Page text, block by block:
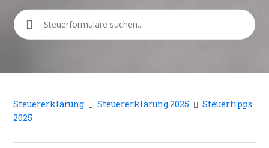
Suche
Steuererklärung Steuererklärung 2025
Steuertipps
2025